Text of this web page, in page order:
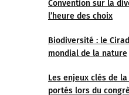
Convention sur la
l’heure des choix
Biodiversité : le
mondial de la nature
Les enjeux clés de
portés lors du